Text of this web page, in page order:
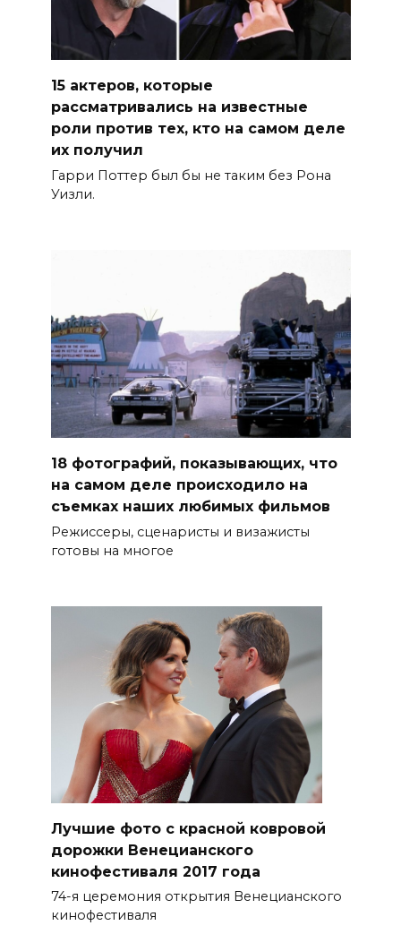
15 актеров, которые
рассматривались на известные
роли против тех, кто на самом деле
их получил
Гарри Поттер был бы не таким без Рона
Уизли.
18 фотографий, показывающих, что
на самом деле происходило на
съемках наших любимых фильмов
Режиссеры, сценаристы и визажисты
готовы на многое
Лучшие фото с красной ковровой
дорожки Венецианского
кинофестиваля 2017 года
74-я церемония открытия Венецианского
кинофестиваля